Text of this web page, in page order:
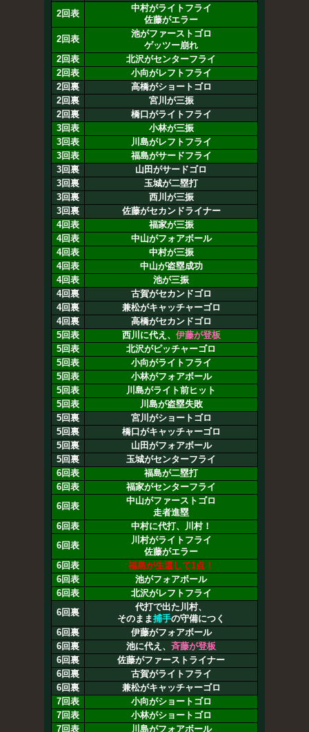
2回表
中村がライトフライ
佐藤がエラー
2回表
池がファーストゴロ
ゲッツー崩れ
2回表
北沢がセンターフライ
2回表
小向がレフトフライ
2回裏
高橋がショートゴロ
2回裏
宮川が三振
2回裏
橋口がライトフライ
3回表
小林が三振
3回表
川島がレフトフライ
3回表
福島がサードフライ
3回裏
山田がサードゴロ
3回裏
玉城が二塁打
3回裏
西川が三振
3回裏
佐藤がセカンドライナー
4回表
福家が三振
4回表
中山がフォアボール
4回表
中村が三振
4回表
中山が盗塁成功
4回表
池が三振
4回裏
古賀がセカンドゴロ
4回裏
兼松がキャッチャーゴロ
4回裏
高橋がセカンドゴロ
5回表
西川に代え、 伊藤が登板
5回表
北沢がピッチャーゴロ
5回表
小向がライトフライ
5回表
小林がフォアボール
5回表
川島がライト前ヒット
5回表
川島が盗塁失敗
5回裏
宮川がショートゴロ
5回裏
橋口がキャッチャーゴロ
5回裏
山田がフォアボール
5回裏
玉城がセンターフライ
6回表
福島が二塁打
6回表
福家がセンターフライ
6回表
中山がファーストゴロ
走者進塁
6回表
中村に代打、川村！
6回表
川村がライトフライ
佐藤がエラー
6回表
福島が生還して1点！
6回表
池がフォアボール
6回表
北沢がレフトフライ
6回裏
代打で出た川村、
そのまま捕手の守備につく
6回裏
伊藤がフォアボール
6回裏
池に代え、斉藤が登板
6回裏
佐藤がファーストライナー
6回裏
古賀がライトフライ
6回裏
兼松がキャッチャーゴロ
7回表
小向がショートゴロ
7回表
小林がショートゴロ
7回表
川島がフォアボール